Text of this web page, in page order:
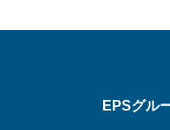
EPSグル